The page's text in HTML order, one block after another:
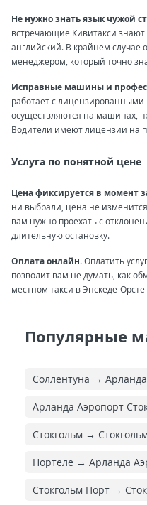
Не нужно знать язык чужой
встречающие Кивитакси
английский. В крайнем случае
менеджером, который точно
Исправные машины и
работает с
осуществляются на машинах,
Водители имеют лицензии на
Услуга по понятной цене
Цена фиксируется в момент
ни выбрали, цена не
вам нужно проехать с
длительную остановку.
Оплата онлайн.Оплатить
позволит вам не думать, как
местном такси в Энскеде-
Популярные
Соллентуна →
Арланда Аэропорт
Стокгольм →
Нортеле → Арланда
Стокгольм Порт →